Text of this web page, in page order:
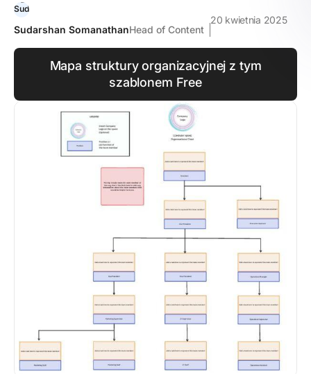
Sudarshan SomanathanHead of Content
20 kwietnia 2025
Mapa struktury organizacyjnej z tym
szablonem Free